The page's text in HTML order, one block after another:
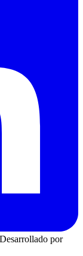
Desarrollado por